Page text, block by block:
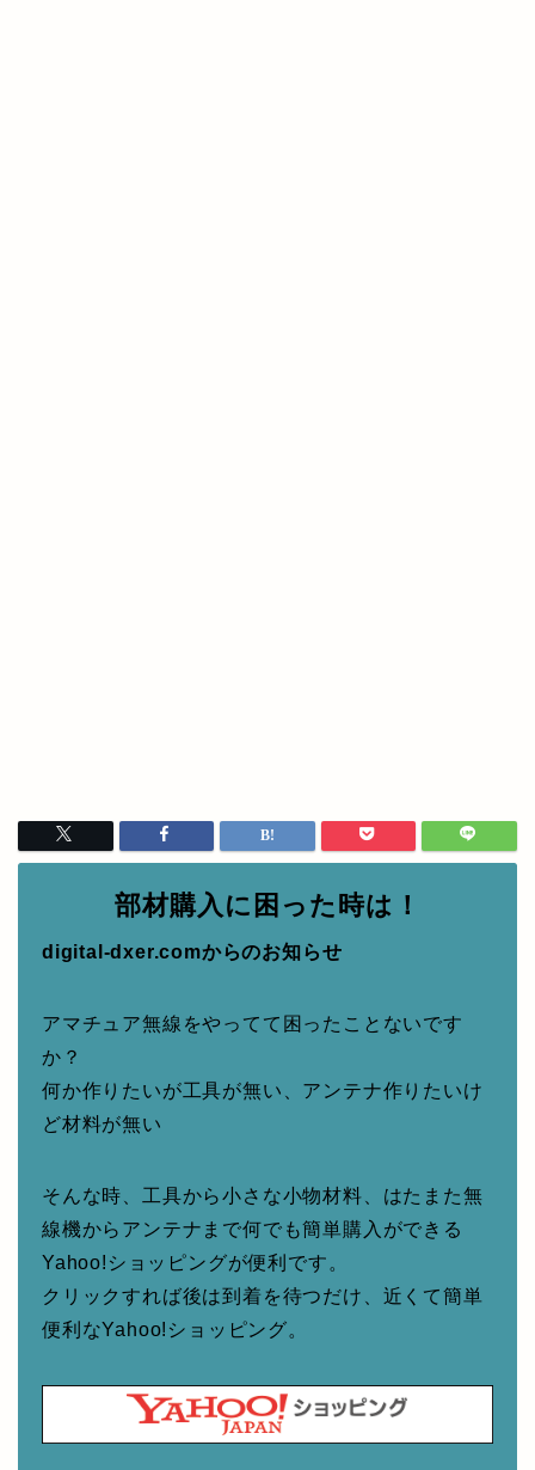
部材購入に困った時は！
digital-dxer.comからのお知らせ
アマチュア無線をやってて困ったことないです
か？
何か作りたいが工具が無い、アンテナ作りたいけ
ど材料が無い
そんな時、工具から小さな小物材料、はたまた無
線機からアンテナまで何でも簡単購入ができる
Yahoo!ショッピングが便利です。
クリックすれば後は到着を待つだけ、近くて簡単
便利なYahoo!ショッピング。